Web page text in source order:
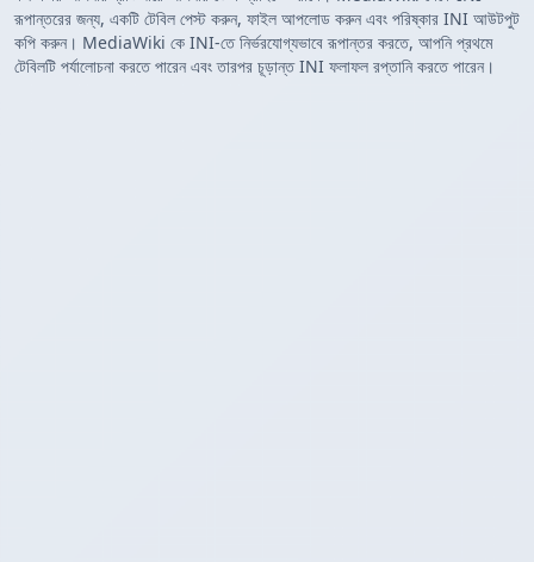
রূপান্তরের জন্য, একটি টেবিল পেস্ট করুন, ফাইল আপলোড করুন এবং পরিষ্কার INI আউটপুট
কপি করুন। MediaWiki কে INI-তে নির্ভরযোগ্যভাবে রূপান্তর করতে, আপনি প্রথমে
টেবিলটি পর্যালোচনা করতে পারেন এবং তারপর চূড়ান্ত INI ফলাফল রপ্তানি করতে পারেন।